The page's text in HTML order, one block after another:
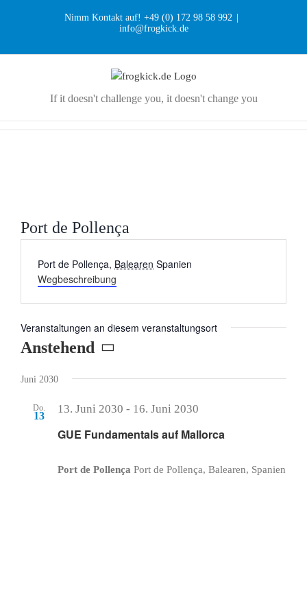
Nimm Kontakt auf! +49 (0) 172 98 58 992
info@frogkick.de
If it doesn't challenge you, it doesn't change you
Port de Pollença
Adresse
Port de Pollença, Balearen Spanien
Wegbeschreibung
Veranstaltungen an diesem veranstaltungsort
Anstehend
wählen.
Juni 2030
Do.
13
GUE Fundamentals auf Mallorca
13. Juni 2030 - 16. Juni 2030
Port de Pollença Port de Pollença, Balearen, Spanien